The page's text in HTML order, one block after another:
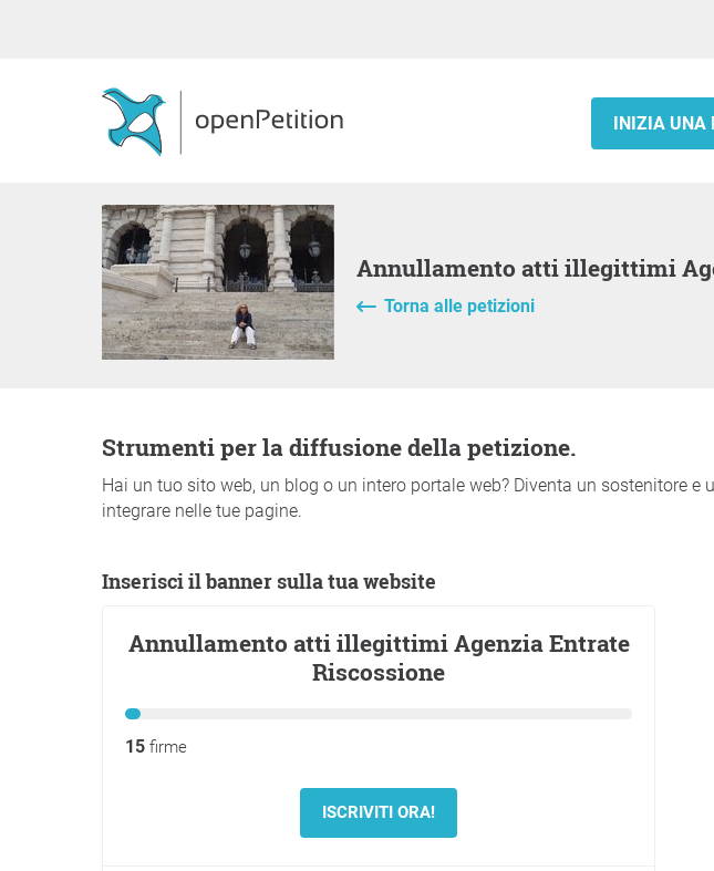
INIZIA UNA
Annullamento atti illegittimi
Torna alle petizioni
Strumenti per la diffusione della petizione.
Hai un tuo sito web, un blog o un intero portale web? Diventa un sostenitore
integrare nelle tue pagine.
Inserisci il banner sulla tua website